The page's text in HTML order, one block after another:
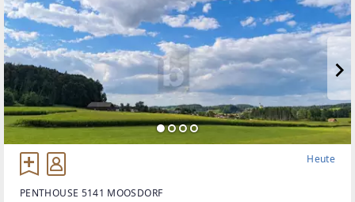
Heute
PENTHOUSE 5141 MOOSDORF